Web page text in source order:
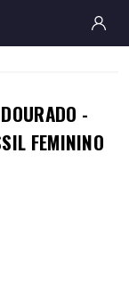
-
FEMININO